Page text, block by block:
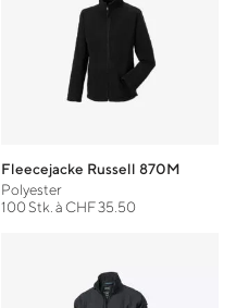
Fleecejacke Russell 870M
Polyester
100 Stk. à CHF 35.50